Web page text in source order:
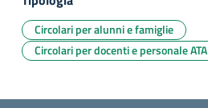
Circolari per alunni e famiglie
Circolari per docenti e personale ATA